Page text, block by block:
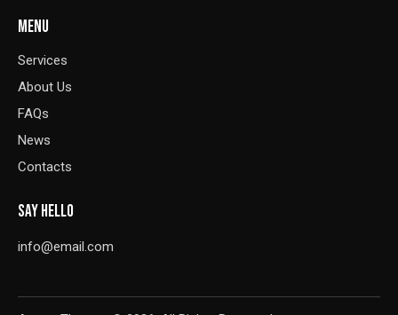
MENU
Services
About Us
FAQs
News
Contacts
SAY HELLO
info@email.com